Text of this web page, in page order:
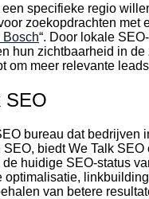
specifieke regio
zoekopdrachten
Bosch“. Door lokale
hun zichtbaarheid in
om meer relevante
SEO
bureau dat
biedt We Talk
huidige SEO-status
optimalisatie,
van betere